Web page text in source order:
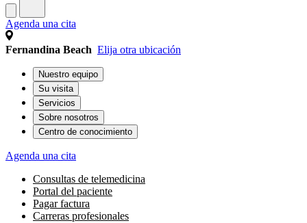
Agenda una cita
Fernandina Beach Elija otra ubicación
Nuestro equipo
Su visita
Servicios
Sobre nosotros
Centro de conocimiento
Agenda una cita
Consultas de telemedicina
Portal del paciente
Pagar factura
Carreras profesionales